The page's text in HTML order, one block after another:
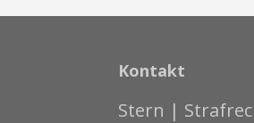
Kontakt
Stern |